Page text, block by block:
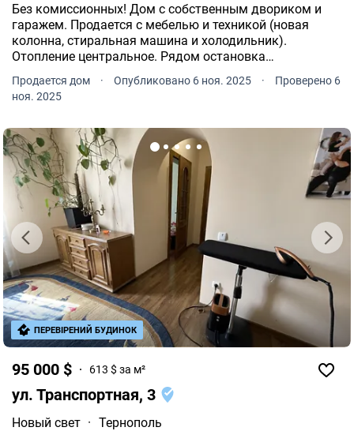
Без комиссионных! Дом с собственным двориком и
гаражем. Продается с мебелью и техникой (новая
колонна, стиральная машина и холодильник).
Отопление центральное. Рядом остановка
общественного транспорта, озеро, парк. Хорошие
соседи.
Продается дом · Опубликовано 6 ноя. 2025 ·
Проверено 6
ноя. 2025
95 000 $ 613 $ за м²
ул. Транспортная, 3
Новый свет · Тернополь
ПЕРЕВІРЕНИЙ БУДИНОК